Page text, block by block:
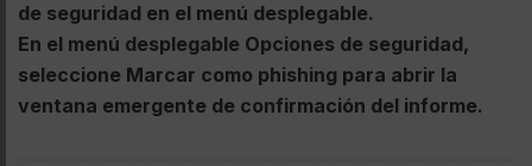
de seguridad en el menú desplegable.
En el menú desplegable Opciones de seguridad,
seleccione Marcar como phishing para abrir la
ventana emergente de confirmación del informe.